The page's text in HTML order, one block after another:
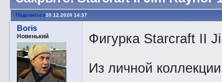
Поделиться20.12.2020 14:37
Boris
Новенький
Фигурка Starcraft II
Из личной